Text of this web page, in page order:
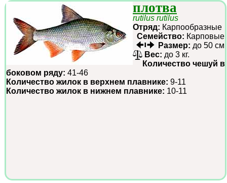
плотва
rutilus rutilus
Отряд: Карпообразные
Семейство: Карповые
Размер: до 50 см
Вес: до 3 кг.
Количество чешуй в
боковом ряду: 41-46
Количество жилок в верхнем плавнике: 9-11
Количество жилок в нижнем плавнике: 10-11